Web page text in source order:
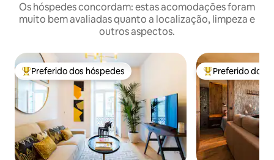
Os hóspedes concordam: estas acomodações foram
muito bem avaliadas quanto a localização, limpeza e
outros aspectos.
Entre os melhores preferidos dos hóspedes
Preferido dos hóspedes Entre os
Preferido dos